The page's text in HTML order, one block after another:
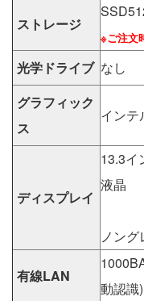
ストレージ
※ご注文
光学ドライブ なし
グラフィック
ス
インテ
ディスプレイ
13.3イ
液晶
ノン
有線LAN
動認識)